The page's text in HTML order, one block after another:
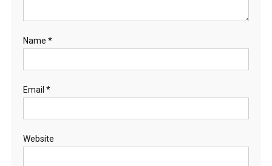
Name *
Email *
Website